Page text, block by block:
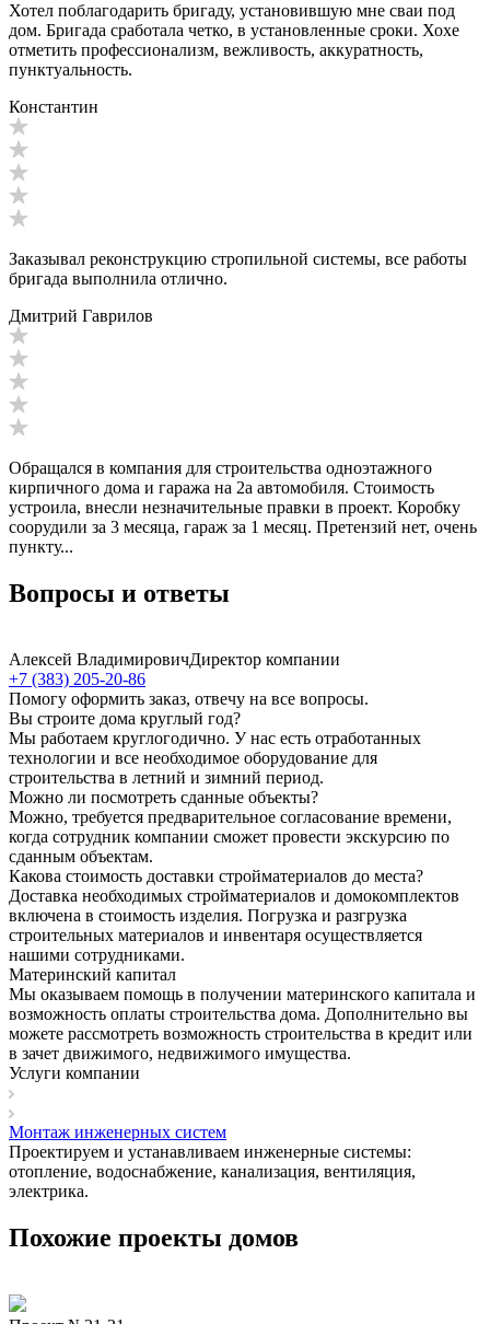
Хотел поблагодарить бригаду, установившую мне сваи под
дом. Бригада сработала четко, в установленные сроки. Хоxe
отметить профессионализм, вежливость, аккуратность,
пунктуальность.
Константин
Заказывал реконструкцию стропильной системы, все работы
бригада выполнила отлично.
Дмитрий Гаврилов
Обращался в компания для строительства одноэтажного
кирпичного дома и гаража на 2а автомобиля. Стоимость
устроила, внесли незначительные правки в проект. Коробку
соорудили за 3 месяца, гараж за 1 месяц. Претензий нет, очень
пункту...
Вопросы и ответы
Алексей ВладимировичДиректор компании
+7 (383) 205-20-86
Помогу оформить заказ, отвечу на все вопросы.
Вы строите дома круглый год?
Мы работаем круглогодично. У нас есть отработанных
технологии и все необходимое оборудование для
строительства в летний и зимний период.
Можно ли посмотреть сданные объекты?
Можно, требуется предварительное согласование времени,
когда сотрудник компании сможет провести экскурсию по
сданным объектам.
Какова стоимость доставки стройматериалов до места?
Доставка необходимых стройматериалов и домокомплектов
включена в стоимость изделия. Погрузка и разгрузка
строительных материалов и инвентаря осуществляется
нашими сотрудниками.
Материнский капитал
Мы оказываем помощь в получении материнского капитала и
возможность оплаты строительства дома. Дополнительно вы
можете рассмотреть возможность строительства в кредит или
в зачет движимого, недвижимого имущества.
Услуги компании
Монтаж инженерных систем
Проектируем и устанавливаем инженерные системы:
отопление, водоснабжение, канализация, вентиляция,
электрика.
Похожие проекты домов